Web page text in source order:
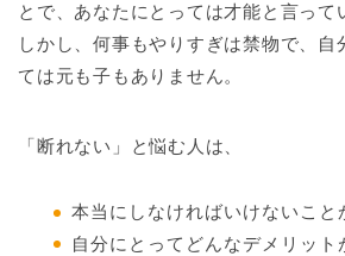
とで、あなたにとっては才能と言って
しかし、何事もやりすぎは禁物で、自
ては元も子もありません。
「断れない」と悩む人は、
本当にしなければいけないこと
自分にとってどんなデメリット